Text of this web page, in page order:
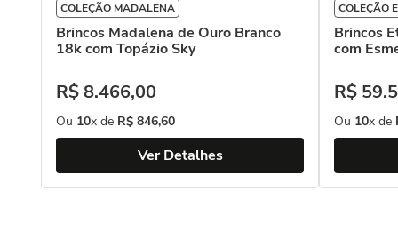
COLEÇÃO MADALENA
Brincos Madalena de Ouro Branco
18k com Topázio Sky
R$8.466,00
Ou 10x de R$ 846,60
Ver Detalhes
COLEÇÃO
Brincos
com
R$ 59.
Ou 10x de